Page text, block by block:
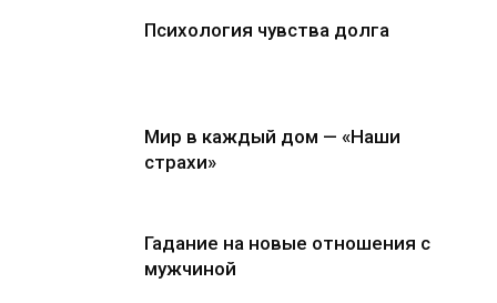
Психология чувства долга
Мир в каждый дом — «Наши
страхи»
Гадание на новые отношения с
мужчиной